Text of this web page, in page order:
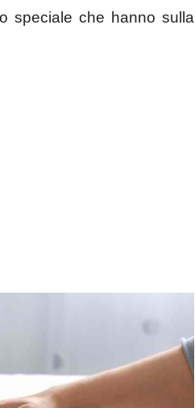
speciale che hanno sulla